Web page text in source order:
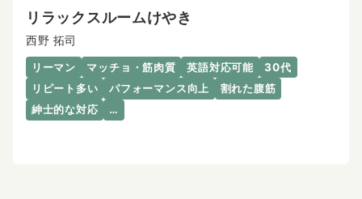
リラックスルームけやき
西野 拓司
リーマン マッチョ・筋肉質 英語対応可能
30代
リピート多い
パフォーマンス向上
割れた腹筋
紳士的な対応
…